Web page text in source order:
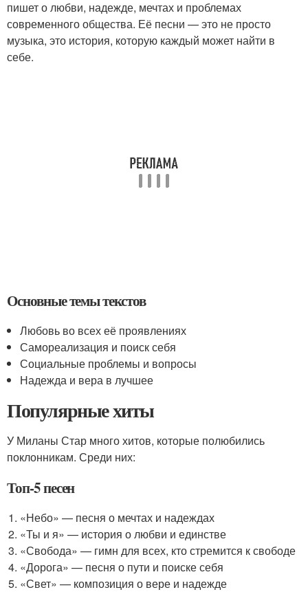
пишет о любви, надежде, мечтах и проблемах
современного общества. Её песни — это не просто
музыка, это история, которую каждый может найти в
себе.
Основные темы текстов
Любовь во всех её проявлениях
Самореализация и поиск себя
Социальные проблемы и вопросы
Надежда и вера в лучшее
Популярные хиты
У Миланы Стар много хитов, которые полюбились
поклонникам. Среди них:
Топ-5 песен
«Небо» — песня о мечтах и надеждах
«Ты и я» — история о любви и единстве
«Свобода» — гимн для всех, кто стремится к свободе
«Дорога» — песня о пути и поиске себя
«Свет» — композиция о вере и надежде